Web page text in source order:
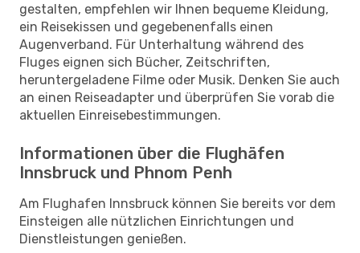
gestalten, empfehlen wir Ihnen bequeme Kleidung,
ein Reisekissen und gegebenenfalls einen
Augenverband. Für Unterhaltung während des
Fluges eignen sich Bücher, Zeitschriften,
heruntergeladene Filme oder Musik. Denken Sie auch
an einen Reiseadapter und überprüfen Sie vorab die
aktuellen Einreisebestimmungen.
Informationen über die Flughäfen
Innsbruck und Phnom Penh
Am Flughafen Innsbruck können Sie bereits vor dem
Einsteigen alle nützlichen Einrichtungen und
Dienstleistungen genießen.